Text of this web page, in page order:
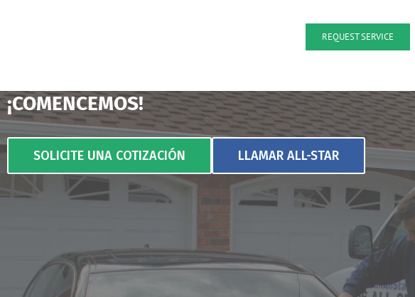
REQUEST SERVICE
¡COMENCEMOS!
SOLICITE UNA COTIZACIÓN LLAMAR ALL-STAR